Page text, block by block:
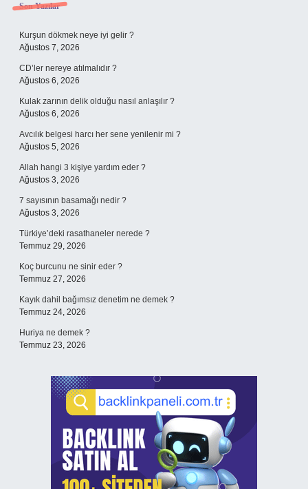
Sidebar
Son Yazılar
Kurşun dökmek neye iyi gelir ?
Ağustos 7, 2026
CD’ler nereye atılmalıdır ?
Ağustos 6, 2026
Kulak zarının delik olduğu nasıl anlaşılır ?
Ağustos 6, 2026
Avcılık belgesi harcı her sene yenilenir mi ?
Ağustos 5, 2026
Allah hangi 3 kişiye yardım eder ?
Ağustos 3, 2026
7 sayısının basamağı nedir ?
Ağustos 3, 2026
Türkiye’deki rasathaneler nerede ?
Temmuz 29, 2026
Koç burcunu ne sinir eder ?
Temmuz 27, 2026
Kayık dahil bağımsız denetim ne demek ?
Temmuz 24, 2026
Huriya ne demek ?
Temmuz 23, 2026